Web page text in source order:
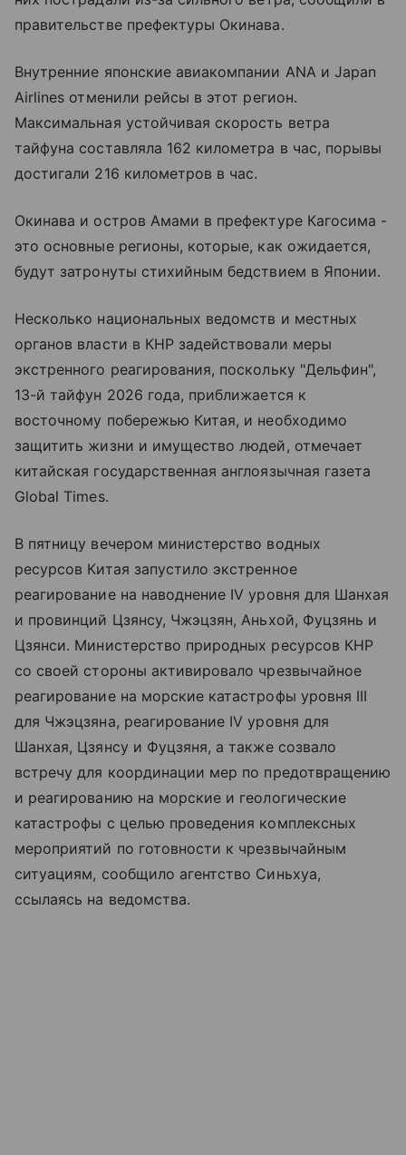
правительстве префектуры Окинава.
Внутренние японские авиакомпании ANA и Japan
Airlines отменили рейсы в этот регион.
Максимальная устойчивая скорость ветра
тайфуна составляла 162 километра в час, порывы
достигали 216 километров в час.
Окинава и остров Амами в префектуре Кагосима -
это основные регионы, которые, как ожидается,
будут затронуты стихийным бедствием в Японии.
Несколько национальных ведомств и местных
органов власти в КНР задействовали меры
экстренного реагирования, поскольку "Дельфин",
13-й тайфун 2026 года, приближается к
восточному побережью Китая, и необходимо
защитить жизни и имущество людей, отмечает
китайская государственная англоязычная газета
Global Times.
В пятницу вечером министерство водных
ресурсов Китая запустило экстренное
реагирование на наводнение IV уровня для Шанхая
и провинций Цзянсу, Чжэцзян, Аньхой, Фуцзянь и
Цзянси. Министерство природных ресурсов КНР
со своей стороны активировало чрезвычайное
реагирование на морские катастрофы уровня III
для Чжэцзяна, реагирование IV уровня для
Шанхая, Цзянсу и Фуцзяня, а также созвало
встречу для координации мер по предотвращению
и реагированию на морские и геологические
катастрофы с целью проведения комплексных
мероприятий по готовности к чрезвычайным
ситуациям, сообщило агентство Синьхуа,
ссылаясь на ведомства.